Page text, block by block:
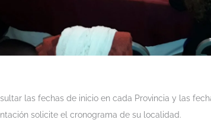
las fechas de inicio en cada Provincia y las
solicite el cronograma de su localidad.